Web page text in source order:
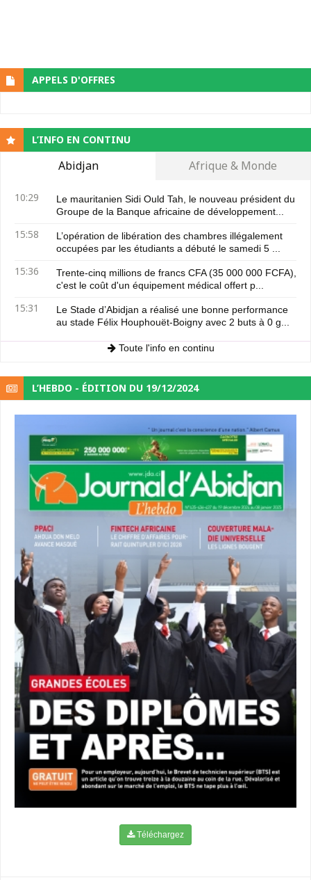
APPELS D'OFFRES
L’INFO EN CONTINU
Abidjan Afrique & Monde
10:29
Le mauritanien Sidi Ould Tah, le nouveau président du
Groupe de la Banque africaine de développement...
15:58
L’opération de libération des chambres illégalement
occupées par les étudiants a débuté le samedi 5 ...
15:36
Trente-cinq millions de francs CFA (35 000 000 FCFA),
c'est le coût d'un équipement médical offert p...
15:31
Le Stade d’Abidjan a réalisé une bonne performance
au stade Félix Houphouët-Boigny avec 2 buts à 0 g...
Toute l'info en continu
L’HEBDO - ÉDITION DU 19/12/2024
Téléchargez